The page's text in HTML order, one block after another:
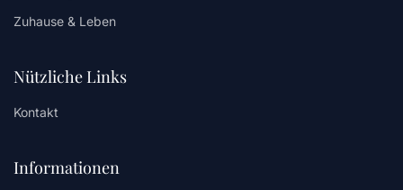
Zuhause & Leben
Nützliche Links
Kontakt
Informationen